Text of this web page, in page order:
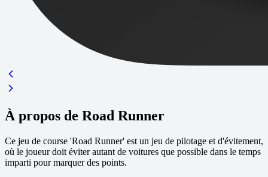
À propos de Road Runner
Ce jeu de course 'Road Runner' est un jeu de pilotage et d'évitement,
où le joueur doit éviter autant de voitures que possible dans le temps
imparti pour marquer des points.